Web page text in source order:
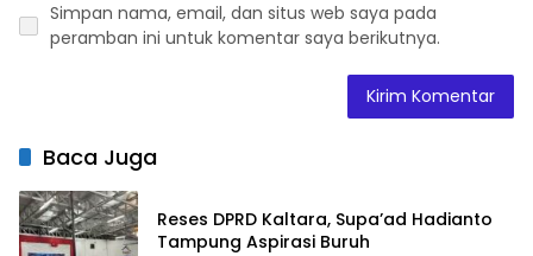
Simpan nama, email, dan situs web saya pada
peramban ini untuk komentar saya berikutnya.
Baca Juga
Reses DPRD Kaltara, Supa’ad Hadianto
Tampung Aspirasi Buruh